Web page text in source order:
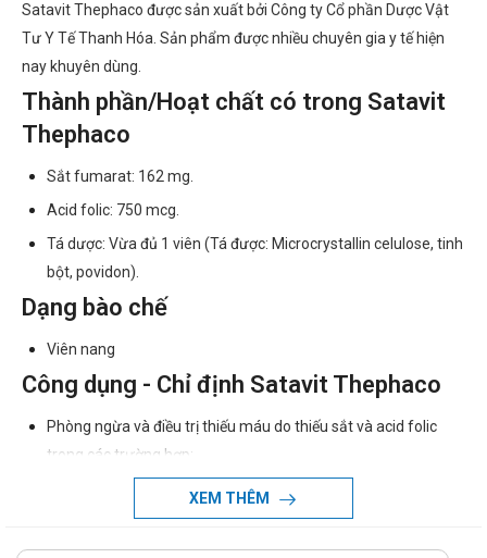
Satavit Thephaco được sản xuất bởi Công ty Cổ phần Dược Vật
Tư Y Tế Thanh Hóa. Sản phẩm được nhiều chuyên gia y tế hiện
nay khuyên dùng.
Thành phần/Hoạt chất có trong Satavit
Thephaco
Sắt fumarat: 162 mg.
Acid folic: 750 mcg.
Tá dược: Vừa đủ 1 viên (Tá được: Microcrystallin celulose, tinh
bột, povidon).
Dạng bào chế
Viên nang
Công dụng - Chỉ định Satavit Thephaco
Phòng ngừa và điều trị thiếu máu do thiếu sắt và acid folic
trong các trường hợp:
Phụ nữ trong thời kỳ mang thai và cho con bú.
Bệnh nhân sau phẫu thuật, dưỡng bệnh.
XEM THÊM